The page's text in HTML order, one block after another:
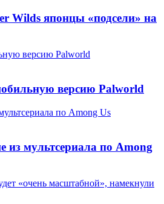
Wilds японцы «подсели» на
версию Palworld
версию Palworld
по Among Us
из мультсериала по Among
«очень масштабной», намекнули